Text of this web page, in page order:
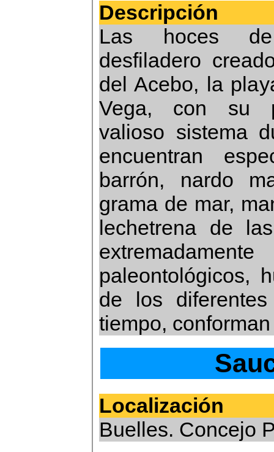
Descripción
Las hoces de
desfiladero
del Acebo, la
Vega, con su
valioso sistema
encuentran
barrón, nardo
grama de mar,
lechetrena de
paleontológicos,
de los
tiempo,
Localización
Buelles. Concejo